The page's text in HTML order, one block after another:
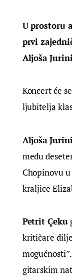
U prostoru
prvi
Aljoša
Koncert će
ljubitelja
Aljoša
među
Chopinovu
kraljice
Petrit Çeku
kritičare
gitarskim